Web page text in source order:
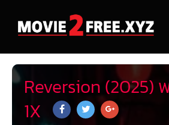
Reversion (2025)
1X